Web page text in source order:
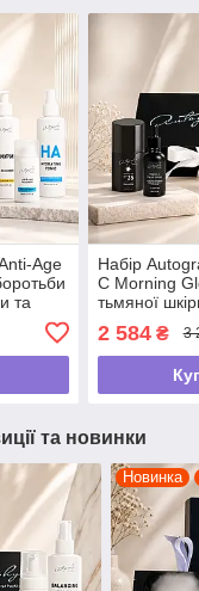
Age
та
Набір
C Morning
тьмяної
віковии
2 584₴ 3
та новинки
Новинка